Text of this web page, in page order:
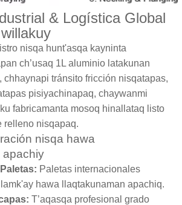
& Logística Global
nisqa hunt'asqa kayninta
ch’usaq 1L aluminio latakunan
chhaynapi tránsito fricción nisqatapas,
pisiyachinapaq, chaywanmi
fabricamanta mosoq hinallataq listo
relleno nisqapaq.
nisqa hawa
apachiy
Paletas internacionales
hawa llaqtakunaman apachiq.
T’aqasqa profesional grado